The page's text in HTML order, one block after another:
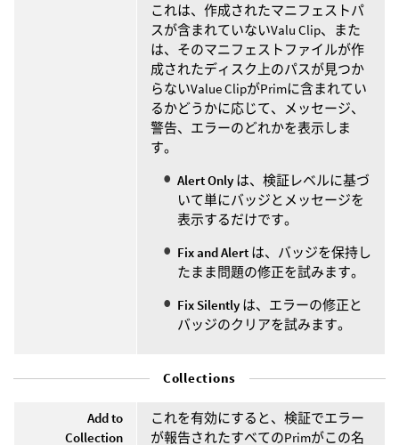
これは、作成されたマニフェストパ
スが含まれていないValu Clip、また
は、そのマニフェストファイルが作
成されたディスク上のパスが見つか
らないValue ClipがPrimに含まれてい
るかどうかに応じて、メッセージ、
警告、エラーのどれかを表示しま
す。
Alert Only は、検証レベルに基づ
いて単にバッジとメッセージを
表示するだけです。
Fix and Alert は、バッジを保持し
たまま問題の修正を試みます。
Fix Silently は、エラーの修正と
バッジのクリアを試みます。
Collections
Add to
Collection
これを有効にすると、検証でエラー
が報告されたすべてのPrimがこの名